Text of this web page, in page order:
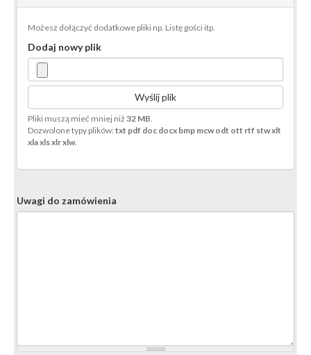
Możesz dołączyć dodatkowe pliki np. Listę gości itp.
Dodaj nowy plik
Wyślij plik
Pliki muszą mieć mniej niż32 MB
Dozwolone typy plików:txt pdf doc docx bmp mcw odt ott rtf stw xlt
xla xls xlr xlw.
Uwagi do zamówienia